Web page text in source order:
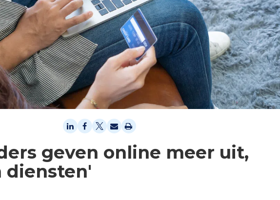
geven online meer uit,
diensten'